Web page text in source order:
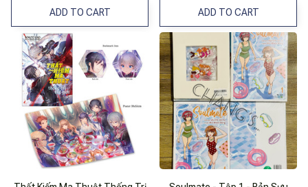
ADD TO CART ADD TO CART